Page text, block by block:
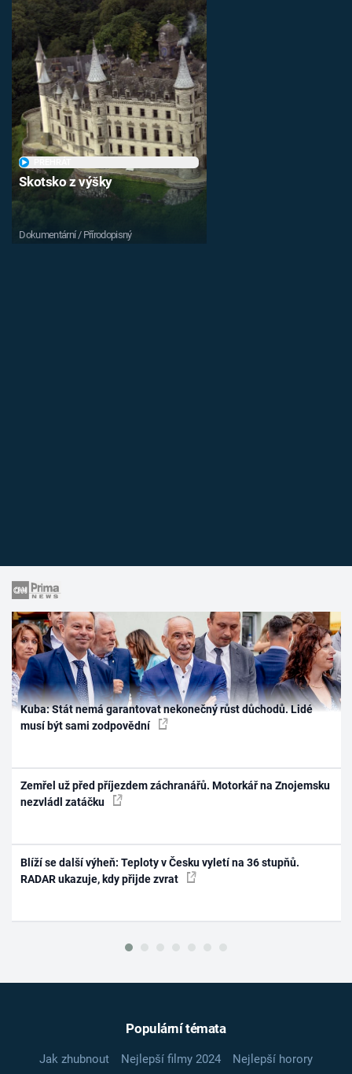
Skotsko z výšky
Dokumentární / Přírodopisný
Kuba: Stát nemá garantovat nekonečný růst důchodů. Lidé
musí být sami zodpovědní
Zemřel už před příjezdem záchranářů. Motorkář na Znojemsku
nezvládl zatáčku
Blíží se další výheň: Teploty v Česku vyletí na 36 stupňů.
RADAR ukazuje, kdy přijde zvrat
Populární témata
Jak zhubnout Nejlepší filmy 2024
Nejlepší horory